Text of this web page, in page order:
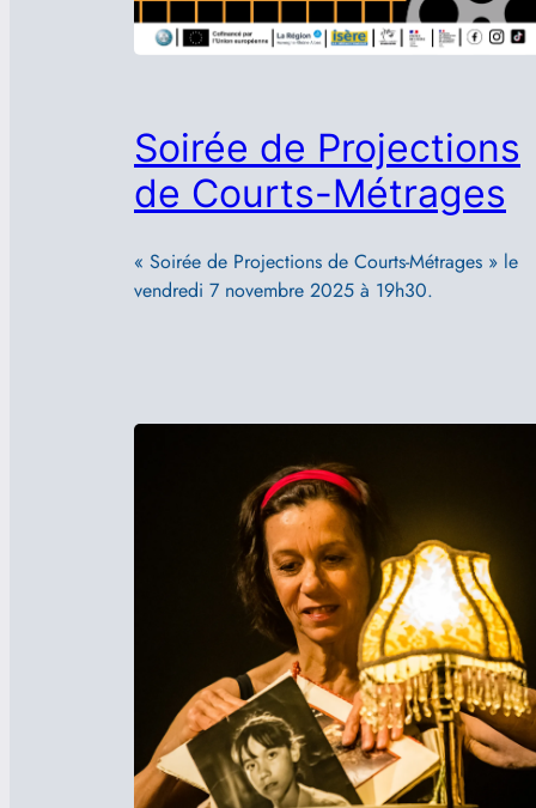
Soirée de Projections
de Courts-Métrages
« Soirée de Projections de Courts-Métrages » le
vendredi 7 novembre 2025 à 19h30.